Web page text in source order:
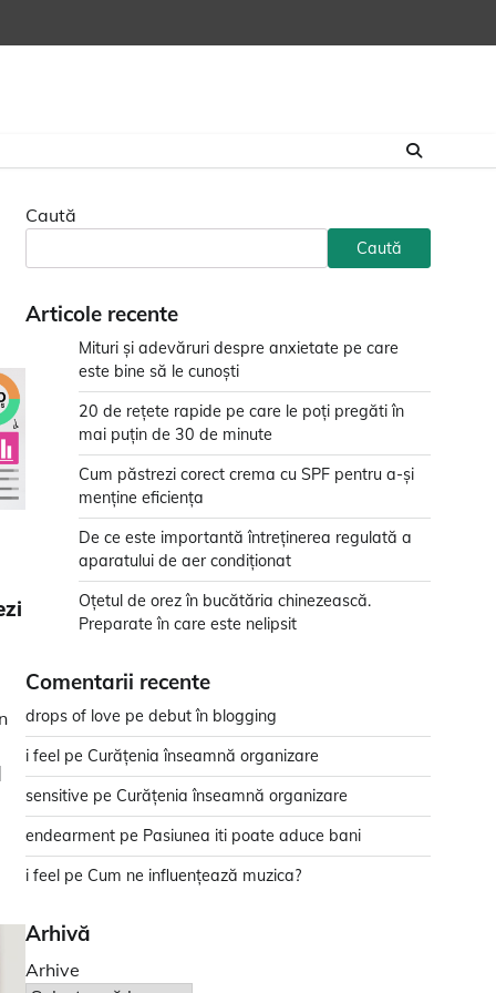
Caută
Caută
Articole recente
Mituri și adevăruri despre anxietate pe care
este bine să le cunoști
20 de rețete rapide pe care le poți pregăti în
mai puțin de 30 de minute
Cum păstrezi corect crema cu SPF pentru a-și
menține eficiența
De ce este importantă întreținerea regulată a
aparatului de aer condiționat
Oțetul de orez în bucătăria chinezească.
Preparate în care este nelipsit
Comentarii recente
drops of love pe debut în blogging
i feel pe Curățenia înseamnă organizare
sensitive pe Curățenia înseamnă organizare
endearment pe Pasiunea iti poate aduce bani
i feel pe Cum ne influențează muzica?
Arhivă
Arhive